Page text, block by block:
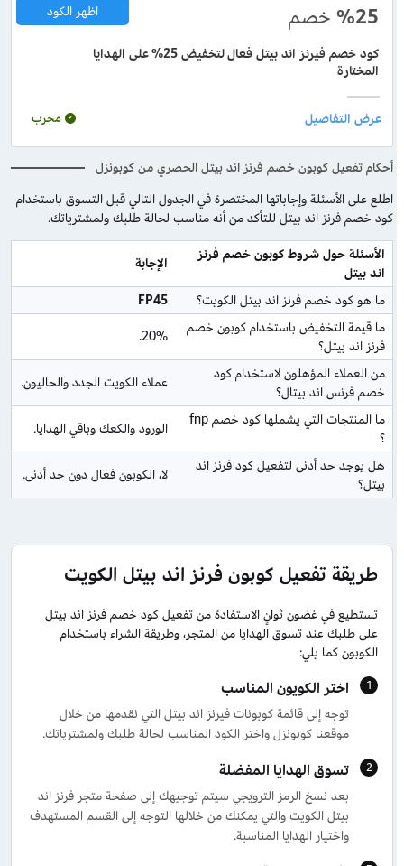
%25 خصم
كود خصم فيرنز اند بيتل فعال لتخفيض 25% على الهدايا
المختارة
اظهر الكود
مجرب
أحكام تفعيل كوبون خصم فرنز اند بيتل الحصري من كوبونزل
اطلع على الأسئلة وإجاباتها المختصرة في الجدول التالي قبل التسوق باستخدام
كود خصم فرنز اند بيتل للتأكد من أنه مناسب لحالة طلبك ولمشترياتك.
الأسئلة حول شروط كوبون خصم فرنز
اند بيتل
الإجابة
ما هو كود خصم فرنز اند بيتل الكويت؟
FP45
ما قيمة التخفيض باستخدام كوبون خصم
فرنز اند بيتل؟
20%.
من العملاء المؤهلون لاستخدام كود
خصم فرنس اند بيتال؟
عملاء الكويت الجدد والحاليون.
؟
الورود والكعك وباقي الهدايا.
هل يوجد حد أدنى لتفعيل كود فرنز اند
بيتل؟
لا، الكوبون فعال دون حد أدنى.
طريقة تفعيل كوبون فرنز اند بيتل الكويت
تستطيع في غضون ثوانٍ الاستفادة من تفعيل كود خصم فرنز اند بيتل
على طلبك عند تسوق الهدايا من المتجر، وطريقة الشراء باستخدام
الكوبون كما يلي:
اختر الكويون المناسب
توجه إلى قائمة كوبونات فيرنز اند بيتل التي نقدمها من خلال
موقعنا كوبونزل واختر الكود المناسب لحالة طلبك ولمشترياتك.
تسوق الهدايا المفضلة
بعد نسخ الرمز الترويجي سيتم توجيهك إلى صفحة متجر فرنز اند
بيتل الكويت والتي يمكنك من خلالها التوجه إلى القسم المستهدف
واختيار الهدايا المناسبة.